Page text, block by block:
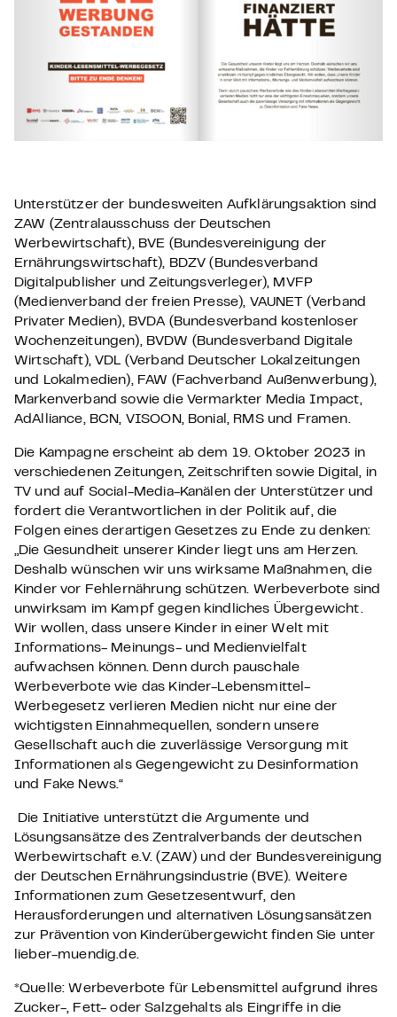
Unterstützer der bundesweiten Aufklärungsaktion sind
ZAW (Zentralausschuss der Deutschen
Werbewirtschaft), BVE (Bundesvereinigung der
Ernährungswirtschaft), BDZV (Bundesverband
Digitalpublisher und Zeitungsverleger), MVFP
(Medienverband der freien Presse), VAUNET (Verband
Privater Medien), BVDA (Bundesverband kostenloser
Wochenzeitungen), BVDW (Bundesverband Digitale
Wirtschaft), VDL (Verband Deutscher Lokalzeitungen
und Lokalmedien), FAW (Fachverband Außenwerbung),
Markenverband sowie die Vermarkter Media Impact,
AdAlliance, BCN, VISOON, Bonial, RMS und Framen.
Die Kampagne erscheint ab dem 19. Oktober 2023 in
verschiedenen Zeitungen, Zeitschriften sowie Digital, in
TV und auf Social-Media-Kanälen der Unterstützer und
fordert die Verantwortlichen in der Politik auf, die
Folgen eines derartigen Gesetzes zu Ende zu denken:
„Die Gesundheit unserer Kinder liegt uns am Herzen.
Deshalb wünschen wir uns wirksame Maßnahmen, die
Kinder vor Fehlernährung schützen. Werbeverbote sind
unwirksam im Kampf gegen kindliches Übergewicht.
Wir wollen, dass unsere Kinder in einer Welt mit
Informations- Meinungs- und Medienvielfalt
aufwachsen können. Denn durch pauschale
Werbeverbote wie das Kinder-Lebensmittel-
Werbegesetz verlieren Medien nicht nur eine der
wichtigsten Einnahmequellen, sondern unsere
Gesellschaft auch die zuverlässige Versorgung mit
Informationen als Gegengewicht zu Desinformation
und Fake News.“
Die Initiative unterstützt die Argumente und
Lösungsansätze des Zentralverbands der deutschen
Werbewirtschaft e.V. (ZAW) und der Bundesvereinigung
der Deutschen Ernährungsindustrie (BVE). Weitere
Informationen zum Gesetzesentwurf, den
Herausforderungen und alternativen Lösungsansätzen
zur Prävention von Kinderübergewicht finden Sie unter
lieber-muendig.de.
*Quelle: Werbeverbote für Lebensmittel aufgrund ihres
Zucker-, Fett- oder Salzgehalts als Eingriffe in die